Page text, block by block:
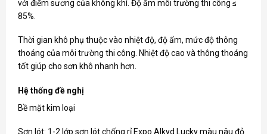
với điểm sương của không khí. Độ ẩm môi trường thi công ≤
85%.
Thời gian khô phụ thuộc vào nhiệt độ, độ ẩm, mức độ thông
thoáng của môi trường thi công. Nhiệt độ cao và thông thoáng
tốt giúp cho sơn khô nhanh hơn.
Hệ thống đề nghị
Bề mặt kim loại
Sơn lót: 1-2 lớp sơn lót chống rỉ Expo Alkyd Lucky màu nâu đỏ